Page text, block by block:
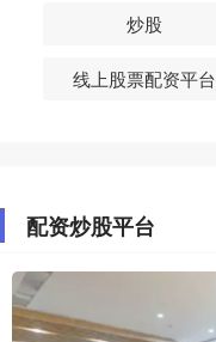
炒股
线上股票配资平台
配资炒股平台